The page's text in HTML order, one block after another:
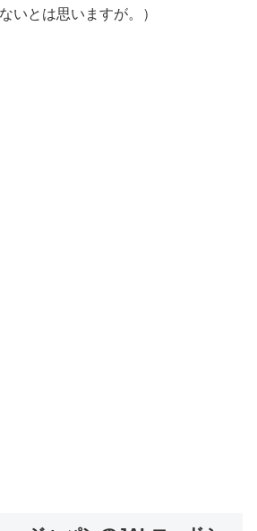
いとは思いますが。）